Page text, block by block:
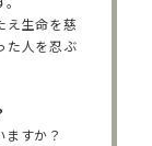
え生命を慈
た人を忍ぶ
ますか？